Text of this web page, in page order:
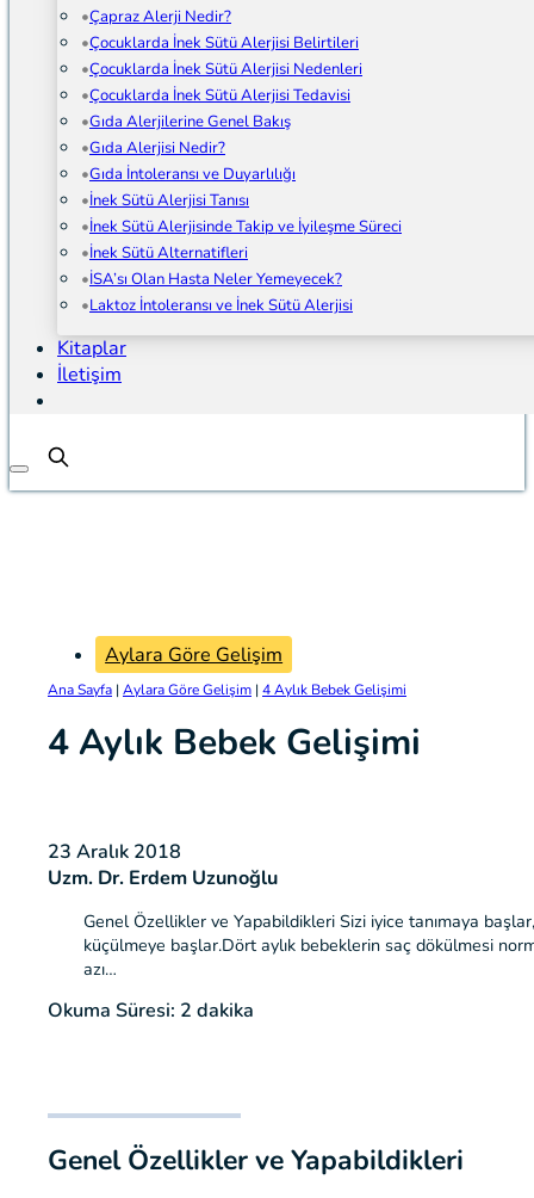
Çapraz Alerji Nedir?
Çocuklarda İnek Sütü Alerjisi Belirtileri
Çocuklarda İnek Sütü Alerjisi Nedenleri
Çocuklarda İnek Sütü Alerjisi Tedavisi
Gıda Alerjilerine Genel Bakış
Gıda Alerjisi Nedir?
Gıda İntoleransı ve Duyarlılığı
İnek Sütü Alerjisi Tanısı
İnek Sütü Alerjisinde Takip ve İyileşme Süreci
İnek Sütü Alternatifleri
İSA’sı Olan Hasta Neler Yemeyecek?
Laktoz İntoleransı ve İnek Sütü Alerjisi
Kitaplar
İletişim
Aylara Göre Gelişim
Ana Sayfa | Aylara Göre Gelişim | 4 Aylık Bebek Gelişimi
4 Aylık Bebek Gelişimi
23 Aralık 2018
Uzm. Dr. Erdem Uzunoğlu
Genel Özellikler ve Yapabildikleri Sizi iyice tanımaya
küçülmeye başlar.Dört aylık bebeklerin saç dökülmesi
azı…
Okuma Süresi: 2 dakika
Genel Özellikler ve Yapabildikleri